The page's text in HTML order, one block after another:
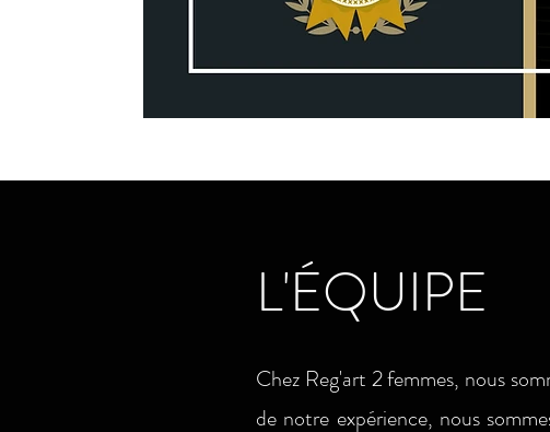
L'ÉQUIPE
Chez Reg'art 2 femmes, nous
de notre expérience, nous